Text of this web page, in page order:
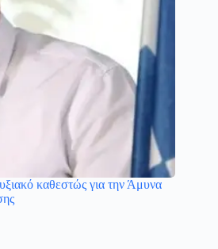
καθεστώς για την Άμυνα